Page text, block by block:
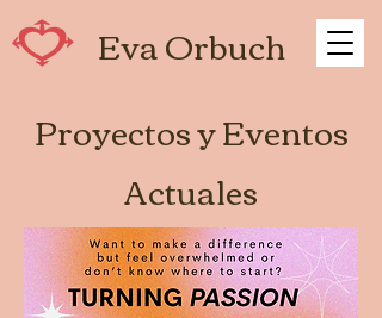
Eva Orbuch
Proyectos y Eventos
Actuales